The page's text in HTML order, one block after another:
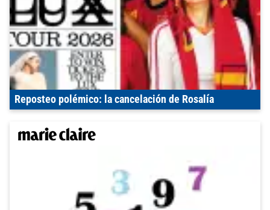
Reposteo polémico: la cancelación de Rosalía